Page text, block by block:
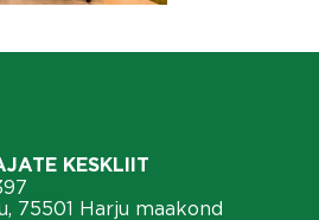
KESKLIIT
75501 Harju maakond